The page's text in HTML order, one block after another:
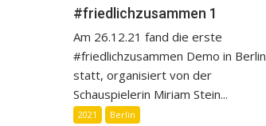
#friedlichzusammen 1
Am 26.12.21 fand die erste
#friedlichzusammen Demo in Berlin
statt, organisiert von der
Schauspielerin Miriam Stein...
2021 Berlin